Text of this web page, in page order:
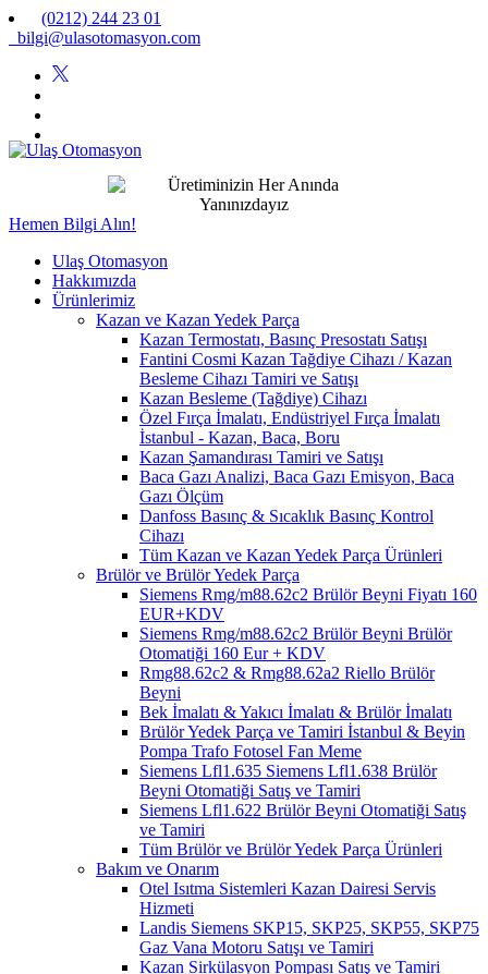
(0212) 244 23 01
bilgi@ulasotomasyon.com
Hemen Bilgi Alın!
Ulaş Otomasyon
Hakkımızda
Ürünlerimiz
Kazan ve Kazan Yedek Parça
Kazan Termostatı, Basınç Presostatı Satışı
Fantini Cosmi Kazan Tağdiye Cihazı / Kazan
Besleme Cihazı Tamiri ve Satışı
Kazan Besleme (Tağdiye) Cihazı
Özel Fırça İmalatı, Endüstriyel Fırça İmalatı
İstanbul - Kazan, Baca, Boru
Kazan Şamandırası Tamiri ve Satışı
Baca Gazı Analizi, Baca Gazı Emisyon, Baca
Gazı Ölçüm
Danfoss Basınç & Sıcaklık Basınç Kontrol
Cihazı
Tüm Kazan ve Kazan Yedek Parça Ürünleri
Brülör ve Brülör Yedek Parça
Siemens Rmg/m88.62c2 Brülör Beyni Fiyatı 160
EUR+KDV
Siemens Rmg/m88.62c2 Brülör Beyni Brülör
Otomatiği 160 Eur + KDV
Rmg88.62c2 & Rmg88.62a2 Riello Brülör
Beyni
Bek İmalatı & Yakıcı İmalatı & Brülör İmalatı
Brülör Yedek Parça ve Tamiri İstanbul & Beyin
Pompa Trafo Fotosel Fan Meme
Siemens Lfl1.635 Siemens Lfl1.638 Brülör
Beyni Otomatiği Satış ve Tamiri
Siemens Lfl1.622 Brülör Beyni Otomatiği Satış
ve Tamiri
Tüm Brülör ve Brülör Yedek Parça Ürünleri
Bakım ve Onarım
Otel Isıtma Sistemleri Kazan Dairesi Servis
Hizmeti
Landis Siemens SKP15, SKP25, SKP55, SKP75
Gaz Vana Motoru Satışı ve Tamiri
Kazan Sirkülasyon Pompası Satış ve Tamiri